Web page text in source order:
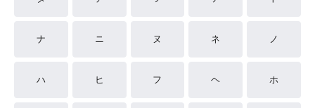
ナ ニ ヌ ネ ノ
ハ ヒ フ ヘ ホ